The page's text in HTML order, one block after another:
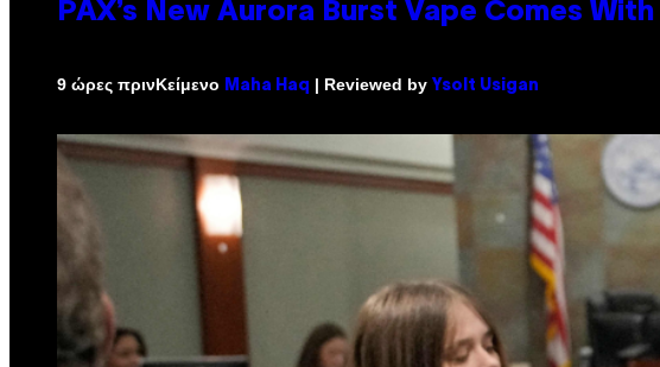
PAX’s New Aurora Burst Vape Comes
9 ώρες πρινΚείμενο Maha Haq | Reviewed by Ysolt Usigan